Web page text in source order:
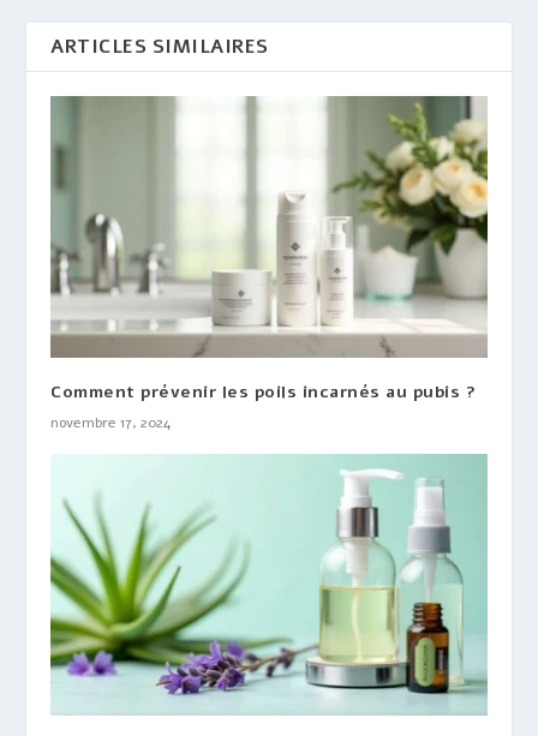
ARTICLES SIMILAIRES
Comment prévenir les poils incarnés au pubis ?
novembre 17, 2024